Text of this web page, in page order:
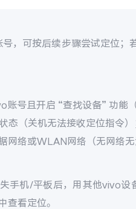
，可按后续步骤尝试定位；
号且开启 “查找设备” 功能
态（关机无法接收定位指令）
网络或WLAN网络（无网络无
手机/平板后，用其他vivo设
查看定位。